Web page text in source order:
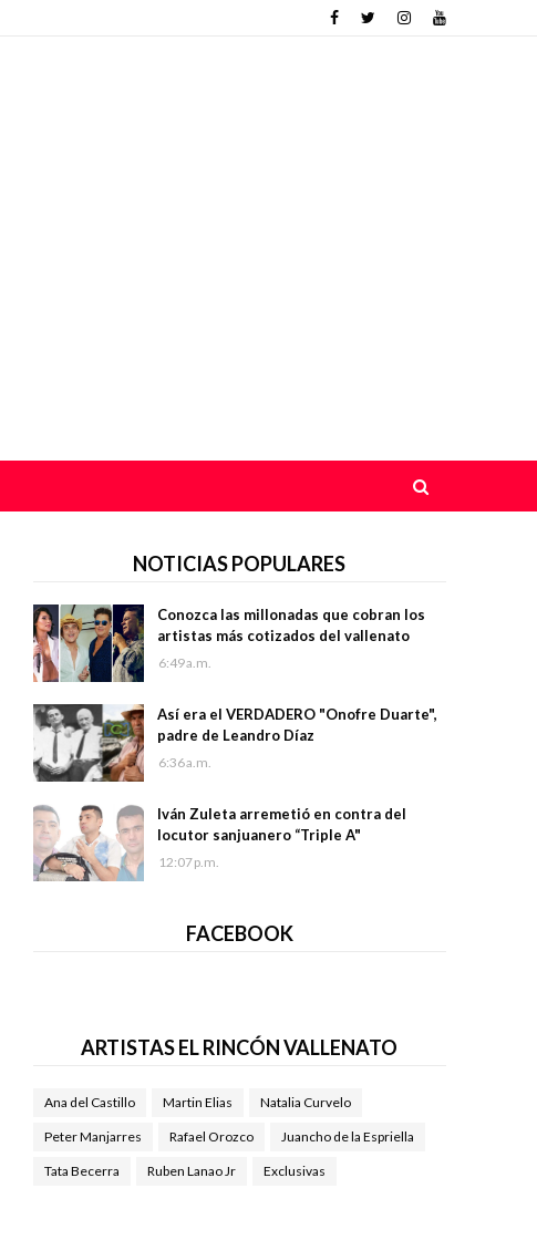
NOTICIAS POPULARES
Conozca las millonadas que cobran los
artistas más cotizados del vallenato
6:49 a.m.
Así era el VERDADERO "Onofre Duarte",
padre de Leandro Díaz
6:36 a.m.
Iván Zuleta arremetió en contra del
locutor sanjuanero “Triple A"
12:07 p.m.
FACEBOOK
ARTISTAS EL RINCÓN VALLENATO
Ana del Castillo Martin Elias Natalia Curvelo
Peter Manjarres Rafael Orozco Juancho de la Espriella
Tata Becerra Ruben Lanao Jr Exclusivas